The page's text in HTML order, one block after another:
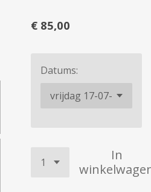
€ 85,00
Datums:
In